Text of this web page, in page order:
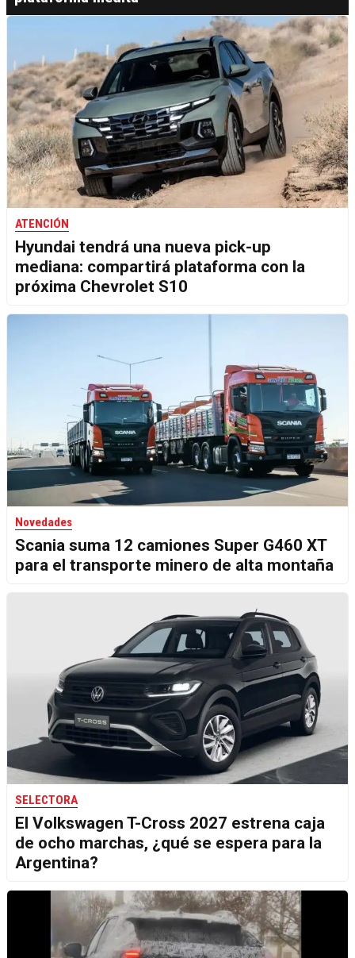
ATENCIÓN
Hyundai tendrá una nueva pick-up
mediana: compartirá plataforma con la
próxima Chevrolet S10
Novedades
Scania suma 12 camiones Super G460 XT
para el transporte minero de alta montaña
SELECTORA
El Volkswagen T-Cross 2027 estrena caja
de ocho marchas, ¿qué se espera para la
Argentina?